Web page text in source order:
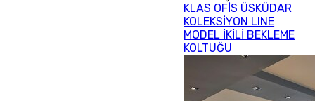
KLAS OFİS ÜSKÜDAR
KOLEKSİYON LINE
MODEL İKİLİ BEKLEME
KOLTUĞU